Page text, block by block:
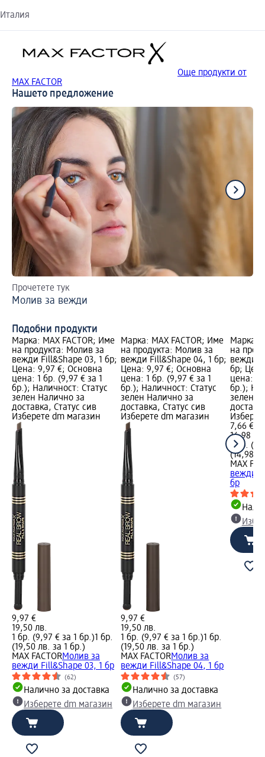
Италия
Още продукти от
MAX FACTOR
Нашето предложение
Прочетете тук
Молив за вежди
Подобни продукти
Марка: MAX FACTOR; Име
на продукта: Молив за
вежди Fill&Shape 03, 1 бр;
Цена: 9,97 €; Основна
цена: 1 бр. (9,97 € за 1
бр.); Наличност: Статус
зелен Налично за
доставка, Статус сив
Изберете dm магазин
9,97 €
19,50 лв.
1 бр. (9,97 € за 1 бр.)1 бр.
(19,50 лв. за 1 бр.)
MAX FACTORМолив за
вежди Fill&Shape 03, 1 бр
(62)
Налично за доставка
Изберете dm магазин
Марка: MAX FACTOR; Име
на продукта: Молив за
вежди Fill&Shape 04, 1 бр;
Цена: 9,97 €; Основна
цена: 1 бр. (9,97 € за 1
бр.); Наличност: Статус
зелен Налично за
доставка, Статус сив
Изберете dm магазин
9,97 €
19,50 лв.
1 бр. (9,97 € за 1 бр.)1 бр.
(19,50 лв. за 1 бр.)
MAX FACTORМолив за
вежди Fill&Shape 04, 1 бр
(57)
Налично за доставка
Изберете dm магазин
Марка:
на
вежди
бр;
цена: 1
бр.);
зелен
7,66 €
14,98 лв.
1 бр.
(14,98
MAX
вежди
бр